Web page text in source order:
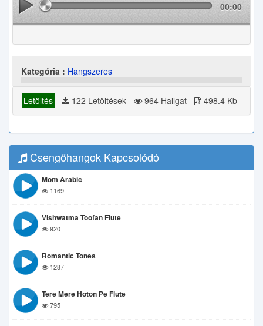
00:00
Kategória : Hangszeres
Letöltés 122 Letöltések - 964 Hallgat - 498.4 Kb
Csengőhangok Kapcsolódó
Mom Arabic
1169
Vishwatma Toofan Flute
920
Romantic Tones
1287
Tere Mere Hoton Pe Flute
795